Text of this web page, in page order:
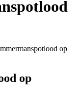
op
op